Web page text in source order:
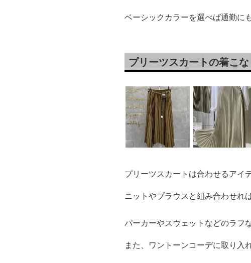
ベーシックカラーを選べば通勤に
プリーツスカートの着こ
プリーツスカートは合わせるアイ
ニットやブラウスと組み合わせれ
パーカーやスウェットなどのラフ
また、ワントーンコーデに取り入